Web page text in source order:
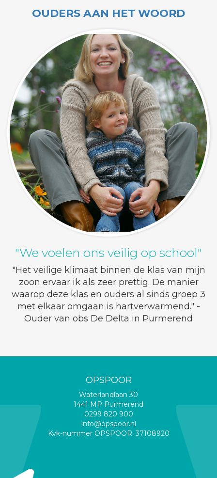
OUDERS AAN HET WOORD
"We voelen ons veilig op school"
"Het veilige klimaat binnen de klas van mijn
zoon ervaar ik als zeer prettig. De manier
waarop deze klas en ouders al sinds groep 3
met elkaar omgaan is hartverwarmend." -
Ouder van obs De Delta in Purmerend
OPSPOOR
Waterlandlaan 30
1441 MP Purmerend
0299 820 900
info@opspoor.nl
Kvk-nummer OPSPOOR: 37108920